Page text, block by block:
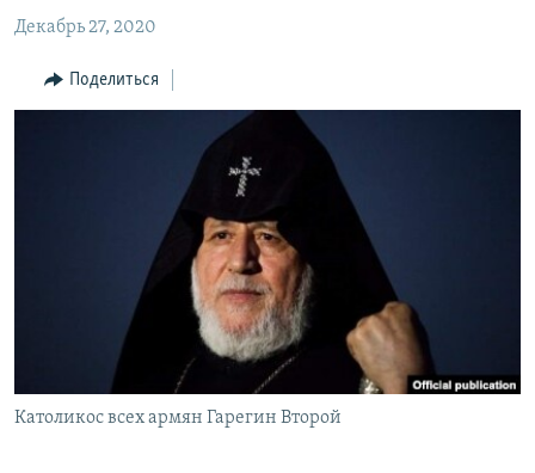
основной
навигации
Перейти
ЭКОНОМИКА
РЕГИОН
Русский
Декабрь 27, 2020
Поделиться
Католикос всех армян Гарегин Второй